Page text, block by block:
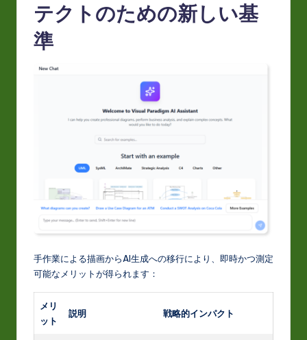
テクトのための新しい基
準
手作業による描画からAI生成への移行により、即時かつ測定
可能なメリットが得られます：
メリ
ット
説明 戦略的インパクト